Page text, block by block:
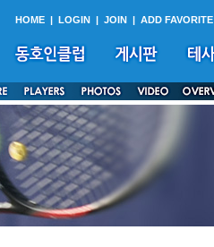
HOME | LOGIN | JOIN | ADD FAVORITE